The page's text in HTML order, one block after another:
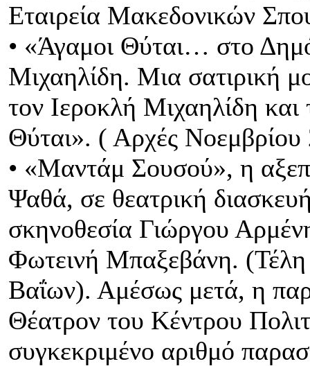
Εταιρεία Μακεδονικών
• «Άγαμοι Θύται… στο
Μιχαηλίδη. Μια σατιρική
τον Ιεροκλή Μιχαηλίδη
Θύται». ( Αρχές
• «Μαντάμ Σουσού», η
Ψαθά, σε θεατρική
σκηνοθεσία Γιώργου
Φωτεινή Μπαξεβάνη.
Βαΐων). Αμέσως μετά, η
Θέατρον του Κέντρου
συγκεκριμένο αριθμό